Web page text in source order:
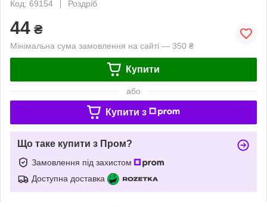
Код: 69154
Роздріб
44 ₴
Мінімальна сума замовлення на сайті — 350 ₴
Купити
або
Купити з
Що таке купити з Пром?
Замовлення під захистом
Доступна доставка